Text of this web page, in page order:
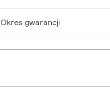
Okres gwarancji